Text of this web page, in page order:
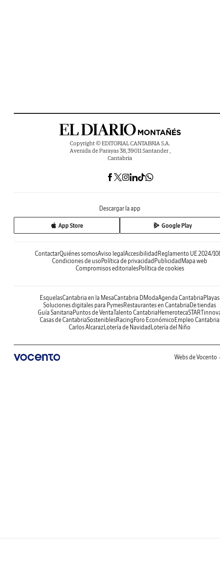
Copyright © EDITORIAL CANTABRIA S.A.
Avenida de Parayas 38, 39011 Santander ,
Cantabria
Descargar la app
App Store Google Play
ContactarQuiénes somosAviso legal Accesibilidad Reglamento UE 2024/
Condiciones de uso Política de privacidad Publicidad Mapa web
Compromisos editorialesPolítica de cookies
EsquelasCantabria en la MesaCantabria DModaAgenda Cantabria Playas
Soluciones digitales para PymesRestaurantes en Cantabria De tiendas
Guía Sanitaria Puntos de VentaTalento Cantabria Hemeroteca
Casas de CantabriaSosteniblesRacing Foro Económico Empleo Cantabria
Carlos AlcarazLotería de Navidad Lotería del Niño
Webs de Vocento